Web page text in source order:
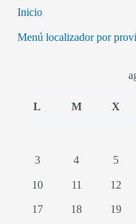
Inicio
Menú localizador por
L M X
3
4 5
10
11 12
17
18 19